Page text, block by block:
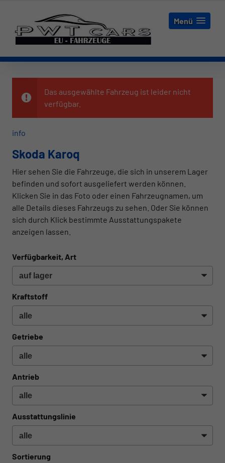
Menü
Das ausgewählte Fahrzeug ist leider nicht
verfügbar.
info
Skoda Karoq
Hier sehen Sie die Fahrzeuge, die sich in unserem Lager
befinden und sofort ausgeliefert werden können.
Klicken Sie in das Foto oder einen Fahrzeugnamen, um
alle Details dieses Fahrzeugs zu sehen. Oder Sie können
sich durch Klick bestimmte Ausstattungspakete
anzeigen lassen.
Verfügbarkeit, Art
Kraftstoff
Getriebe
Antrieb
Ausstattungslinie
Sortierung